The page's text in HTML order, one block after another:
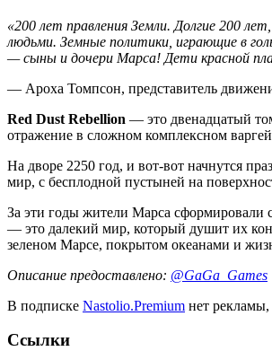
«200 лет правления Земли. Долгие 200
людьми. Земные политики, играющие в
— сыны и дочери Марса! Дети красной
— Ароха Томпсон, представитель
Red Dust Rebellion — это двенадцатый
отражение в сложном комплексном
На дворе 2250 год, и вот-вот начнутся
мир, с бесплодной пустыней на
За эти годы жители Марса сформировали
— это далекий мир, который душит их
зеленом Марсе, покрытом океанами и
Описание предоставлено: @GaGa_Games
В подписке Nastolio.Premium нет рекламы,
Ссылки